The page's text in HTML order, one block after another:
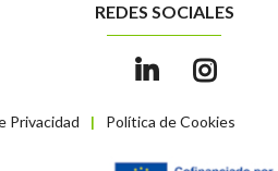
Privacidad | Política de Cookies
REDES SOCIALES